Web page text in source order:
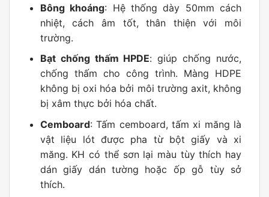
Bông khoáng: Hệ thống dày 50mm cách
nhiệt, cách âm tốt, thân thiện với môi
trường.
Bạt chống thấm HPDE: giúp chống nước,
chống thấm cho công trình. Màng HDPE
không bị oxi hóa bởi môi trường axit, không
bị xâm thực bởi hóa chất.
Cemboard: Tấm cemboard, tấm xi măng là
vật liệu lót được pha từ bột giấy và xi
măng. KH có thể sơn lại màu tùy thích hay
dán giấy dán tường hoặc ốp gỗ tùy sở
thích.